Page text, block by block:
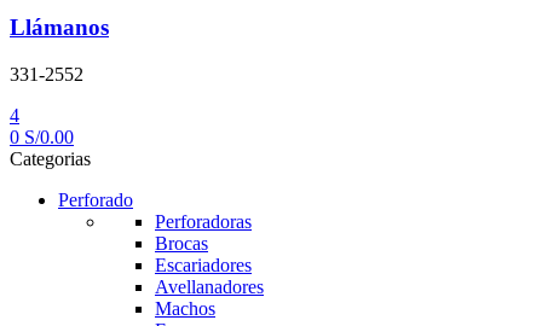
Llámanos
331-2552
4
0 S/0.00
Categorias
Perforado
Perforadoras
Brocas
Escariadores
Avellanadores
Machos